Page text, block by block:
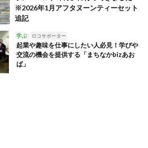
※2026年1月アフタヌーンティーセット
追記
学ぶ ロコサポーター
起業や趣味を仕事にしたい人必見！学びや
交流の機会を提供する「まちなかbizあお
ば」